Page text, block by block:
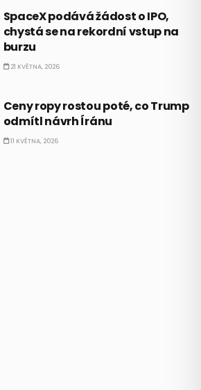
SpaceX podává žádost o IPO,
chystá se na rekordní vstup na
burzu
21 KVĚTNA, 2026
Ceny ropy rostou poté, co Trump
odmítl návrh Íránu
11 KVĚTNA, 2026